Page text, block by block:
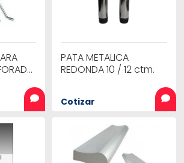
PATA METALICA
REDONDA 10 / 12 ctm.
Cotizar